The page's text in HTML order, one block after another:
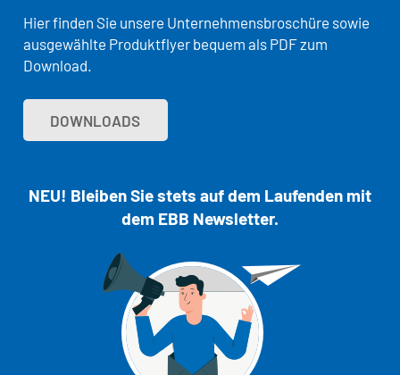
Hier finden Sie unsere Unternehmensbroschüre sowie
ausgewählte Produktflyer bequem als PDF zum
Download.
DOWNLOADS
NEU! Bleiben Sie stets auf dem Laufenden mit
dem EBB Newsletter.